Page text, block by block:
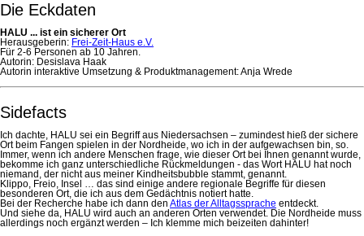
Die Eckdaten
HALU ... ist ein sicherer Ort
Herausgeberin: Frei-Zeit-Haus e.V.
Für 2-6 Personen ab 10 Jahren.
Autorin: Desislava Haak
Autorin interaktive Umsetzung & Produktmanagement: Anja Wrede
Sidefacts
Ich dachte, HALU sei ein Begriff aus Niedersachsen – zumindest hieß der sichere
Ort beim Fangen spielen in der Nordheide, wo ich in der aufgewachsen bin, so.
Immer, wenn ich andere Menschen frage, wie dieser Ort bei Ihnen genannt wurde,
bekomme ich ganz unterschiedliche Rückmeldungen - das Wort HALU hat noch
niemand, der nicht aus meiner Kindheitsbubble stammt, genannt.
Klippo, Freio, Insel … das sind einige andere regionale Begriffe für diesen
besonderen Ort, die ich aus dem Gedächtnis notiert hatte.
Bei der Recherche habe ich dann den Atlas der Alltagssprache entdeckt.
Und siehe da, HALU wird auch an anderen Orten verwendet. Die Nordheide muss
allerdings noch ergänzt werden – Ich klemme mich beizeiten dahinter!